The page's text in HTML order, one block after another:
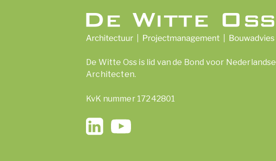
De Witte Oss is lid van de Bond voor Nederlandse
Architecten.
KvK nummer 17242801